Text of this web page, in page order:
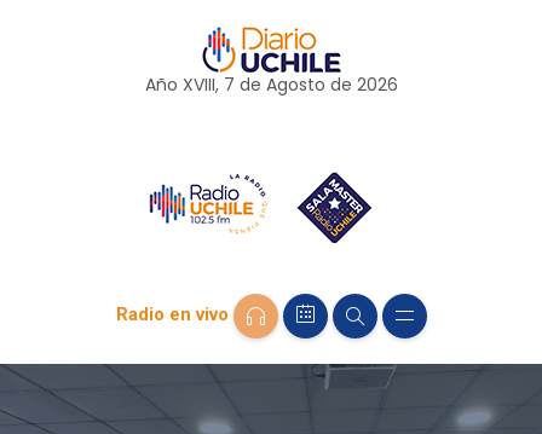
Año XVIII, 7 de Agosto de 2026
Radio en vivo